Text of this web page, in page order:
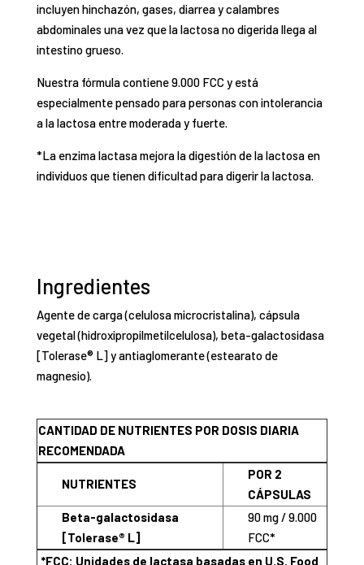
incluyen hinchazón, gases, diarrea y calambres
abdominales una vez que la lactosa no digerida llega al
intestino grueso.
Nuestra fórmula contiene 9.000 FCC y está
especialmente pensado para personas con intolerancia
a la lactosa entre moderada y fuerte.
*La enzima lactasa mejora la digestión de la lactosa en
individuos que tienen dificultad para digerir la lactosa.
Ingredientes
Agente de carga (celulosa microcristalina), cápsula
vegetal (hidroxipropilmetilcelulosa), beta-galactosidasa
[Tolerase® L] y antiaglomerante (estearato de
magnesio).
CANTIDAD DE NUTRIENTES POR DOSIS DIARIA
RECOMENDADA
NUTRIENTES
POR 2
CÁPSULAS
Beta-galactosidasa
[Tolerase® L]
90 mg / 9.000
FCC*
*FCC: Unidades de lactasa basadas en U.S. Food